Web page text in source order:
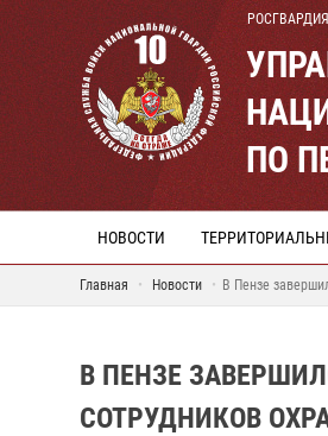
РОСГВАРДИЯ
ПО
НОВОСТИ
Главная Новости В Пензе
В ПЕНЗЕ
СОТРУДНИКОВ